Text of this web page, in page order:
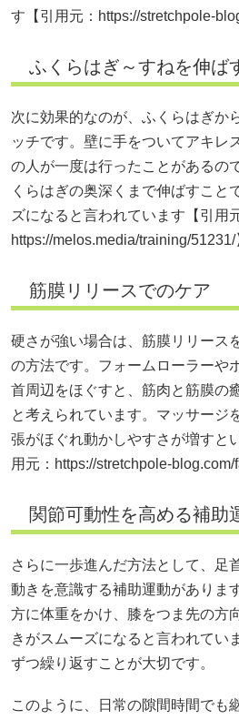
す【引用元： https://stretchpole-
ふくらはぎ～すねを伸ば
次に効果的なのが、ふくらはぎか
ッチです。壁に手をついてアキレ
の人が一度は行ったことがあるの
くらはぎの奥深くまで伸ばすこと
ズになると言われています【引用
https://melos.media/training/51231/
筋膜リリースでのケア
硬さが強い場合は、筋膜リリース
の方法です。フォームローラーや
首周辺をほぐすと、筋肉と筋膜の
と考えられています。マッサージ
張がほぐれ動かしやすさが増すと
用元： https://stretchpole-blog.com/
関節可動性を高める補助
さらに一歩進んだ方法として、足
動きを意識する補助運動がありま
方に体重をかけ、膝をつま先の方
きがスムーズになると言われてい
ずつ繰り返すことが大切です。
このように、日常の隙間時間でも